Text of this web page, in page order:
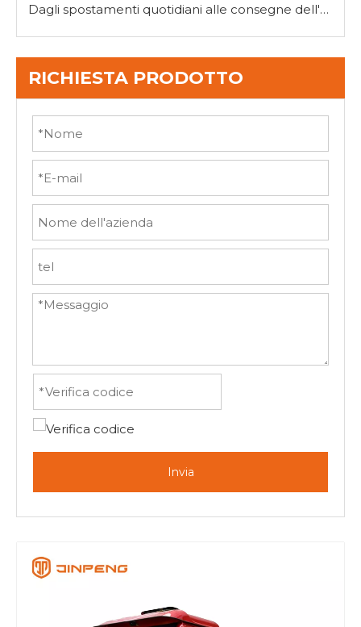
Dagli spostamenti quotidiani alle consegne dell'ultimo miglio: la versatilità dei mini tricicli
RICHIESTA PRODOTTO
Invia